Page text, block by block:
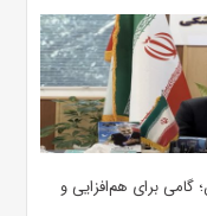
گامی برای هم‌افزایی و